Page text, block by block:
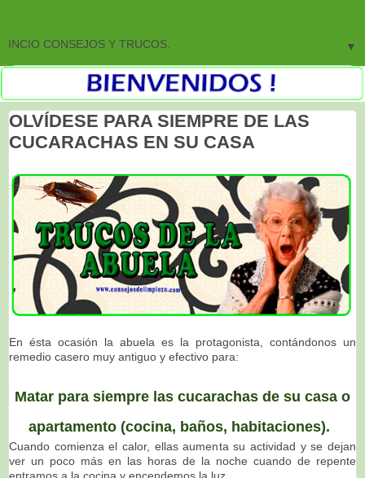
▼
OLVÍDESE PARA SIEMPRE DE LAS
CUCARACHAS EN SU CASA
En ésta ocasión la abuela es la protagonista, contándonos un
remedio casero muy antiguo y efectivo para:
Matar para siempre las cucarachas de su casa o
apartamento (cocina, baños, habitaciones).
Cuando comienza el calor, ellas aumenta su actividad y se dejan
ver un poco más en las horas de la noche cuando de repente
entramos a la cocina y encendemos la luz.